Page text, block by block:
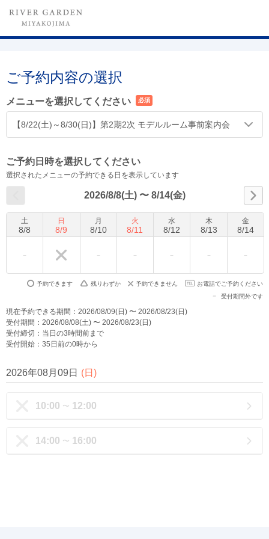
ご予約内容の選択
メニューを選択してください 必須
【8/22(土)～8/30(日)】第2期2次 モデルルーム事前案内会
ご予約日時を選択してください
選択されたメニューの予約できる日を表示しています
2026/8/8(土)〜 8/14(金)
土
8/8
日
8/9
月
8/10
火
8/11
水
8/12
木
8/13
金
8/14
予約できます 残りわずか 予約できません
お電話でご予約ください
受付期間外です
現在予約できる期間：2026/08/09(日) 〜 2026/08/23(日)
受付期間：2026/08/08(土) 〜 2026/08/23(日)
受付締切：当日の3時間前まで
受付開始：35日前の0時から
2026年08月09日 (日 )
10:00 〜 12:00
14:00 〜 16:00